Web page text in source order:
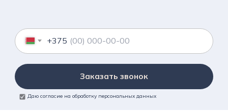
+375
Заказать звонок
Даю согласие на обработку персональных данных